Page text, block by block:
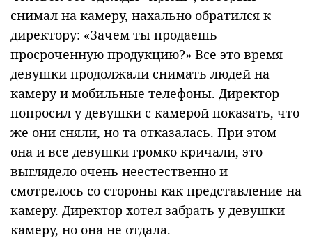
снимал на камеру, нахально обратился к
директору: «Зачем ты продаешь
просроченную продукцию?» Все это время
девушки продолжали снимать людей на
камеру и мобильные телефоны. Директор
попросил у девушки с камерой показать, что
же они сняли, но та отказалась. При этом
она и все девушки громко кричали, это
выглядело очень неестественно и
смотрелось со стороны как представление на
камеру. Директор хотел забрать у девушки
камеру, но она не отдала.